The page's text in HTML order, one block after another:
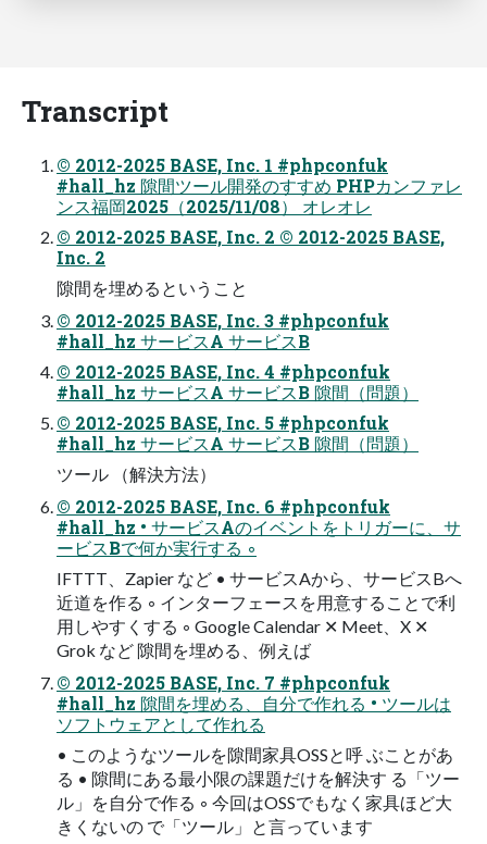
Transcript
© 2012-2025 BASE, Inc. 1 #phpconfuk
#hall_hz 隙間ツール開発のすすめ PHPカンファレ
ンス福岡2025（2025/11/08） オレオレ
© 2012-2025 BASE, Inc. 2 © 2012-2025 BASE,
Inc. 2
隙間を埋めるということ
© 2012-2025 BASE, Inc. 3 #phpconfuk
#hall_hz サービスA サービスB
© 2012-2025 BASE, Inc. 4 #phpconfuk
#hall_hz サービスA サービスB 隙間（問題）
© 2012-2025 BASE, Inc. 5 #phpconfuk
#hall_hz サービスA サービスB 隙間（問題）
ツール （解決方法）
© 2012-2025 BASE, Inc. 6 #phpconfuk
#hall_hz • サービスAのイベントをトリガーに、サ
ービスBで何か実行する ◦
IFTTT、Zapier など • サービスAから、サービスBへ
近道を作る ◦ インターフェースを用意することで利
用しやすくする ◦ Google Calendar ✕ Meet、X ✕
Grok など 隙間を埋める、例えば
© 2012-2025 BASE, Inc. 7 #phpconfuk
#hall_hz 隙間を埋める、自分で作れる • ツールは
ソフトウェアとして作れる
• このようなツールを隙間家具OSSと呼 ぶことがあ
る • 隙間にある最小限の課題だけを解決す る「ツー
ル」を自分で作る ◦ 今回はOSSでもなく家具ほど大
きくないの で「ツール」と言っています